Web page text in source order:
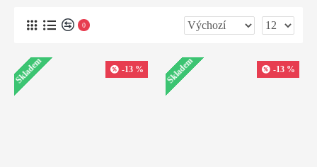
0
Skladem -13 % Skladem -13 %